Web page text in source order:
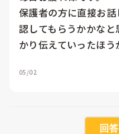
保護者の方に直接お
認してもらうかかな
かり伝えていったほう
05/02
回